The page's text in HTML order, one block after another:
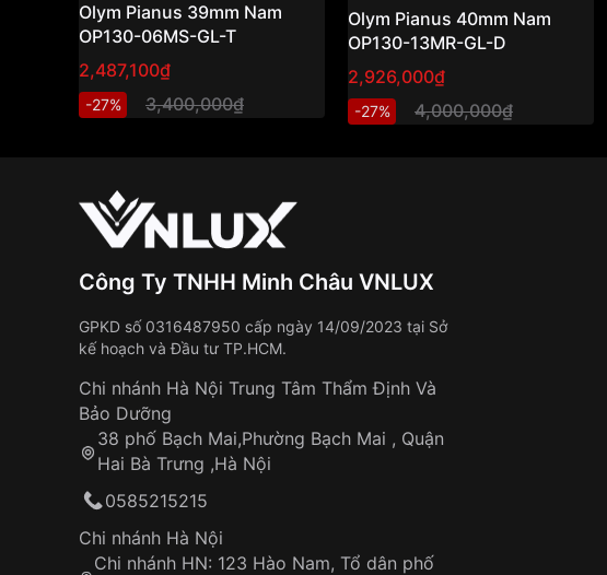
Olym Pianus 39mm Nam
OP130-06MS-GL-T
2,487,100₫
-27% 3,400,000₫
Olym Pianus 40mm Nam
OP130-13MR-GL-D
2,926,000₫
-27% 4,000,000₫
Công Ty TNHH Minh Châu VNLUX
GPKD số 0316487950 cấp ngày 14/09/2023 tại Sở
kế hoạch và Đầu tư TP.HCM.
Chi nhánh Hà Nội Trung Tâm Thẩm Định Và
Bảo Dưỡng
38 phố Bạch Mai,Phường Bạch Mai , Quận
Hai Bà Trưng ,Hà Nội
0585215215
Chi nhánh Hà Nội
Chi nhánh HN: 123 Hào Nam, Tổ dân phố